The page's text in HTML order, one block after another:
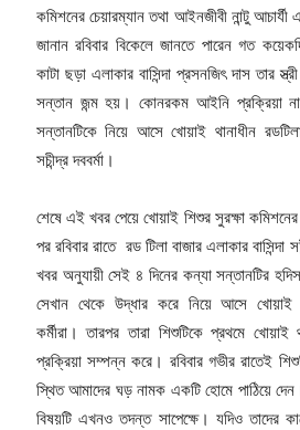
কমিশনের চেয়ারম্যান তথা আইনজীবী নান্টু আচার্যী
জানান রবিবার বিকেলে জানতে পারেন গত
কাটা ছড়া এলাকার বাসিন্দা প্রসনজিৎ দাস তার
সন্তান জন্ম হয়। কোনরকম আইনি প্রক্রিয়া
সন্তানটিকে নিয়ে আসে খোয়াই থানাধীন
সচীন্দ্র দববর্মা।
শেষে এই খবর পেয়ে খোয়াই শিশুর সুরক্ষা
পর রবিবার রাতে রড টিলা বাজার এলাকার বাসিন্দা
খবর অনুযায়ী সেই ৪ দিনের কন্যা সন্তানটির
সেখান থেকে উদ্ধার করে নিয়ে আসে খোয়াই
কর্মীরা। তারপর তারা শিশুটিকে প্রথমে
প্রক্রিয়া সম্পন্ন করে। রবিবার গভীর রাতেই
স্থিত আমাদের ঘড় নামক একটি হোমে পাঠিয়ে
বিষয়টি এখনও তদন্ত সাপেক্ষে। যদিও তাদের